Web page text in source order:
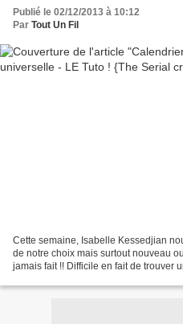
Publié le 02/12/2013 à 10:12
Par Tout Un Fil
Cette semaine, Isabelle Kessedjian
de notre choix mais surtout nouveau
jamais fait !! Difficile en fait de trouver